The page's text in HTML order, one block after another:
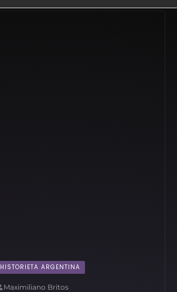
HISTORIETA ARGENTINA
Maximiliano Britos